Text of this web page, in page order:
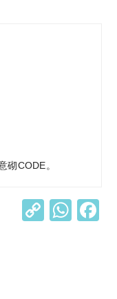
砌CODE。
C W